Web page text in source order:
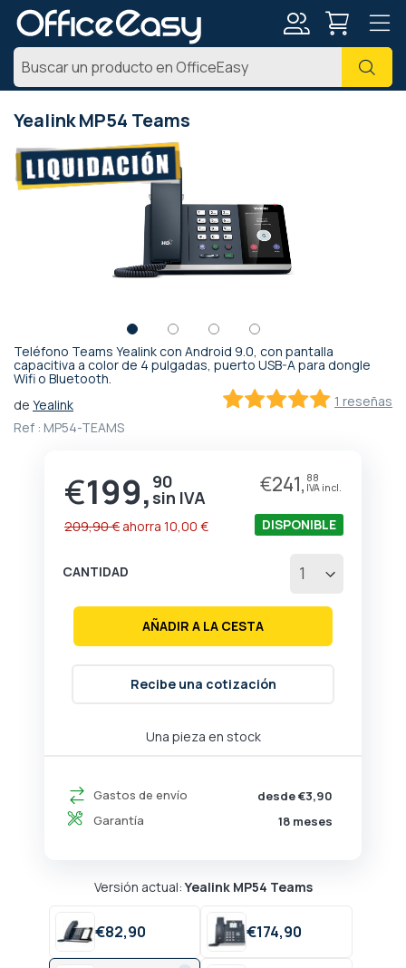
Yealink MP54 Teams
Teléfono Teams Yealink con Android 9.0, con pantalla
capacitiva a color de 4 pulgadas, puerto USB-A para dongle
Wifi o Bluetooth.
1 reseñas
de Yealink
Ref : MP54-TEAMS
Precio
especial
€199, 90 €241, 88
209,90 € ahorra 10,00 €
Una pieza en stock
DISPONIBLE
Gastos de envío
desde €3,90
Garantía
18 meses
CANTIDAD
AÑADIR A LA CESTA
Recibe una cotización
Versión actual:Yealink MP54 Teams
€82,90 €174,90
al
final
de
Saltar
al
comienzo
de
la
imágenes